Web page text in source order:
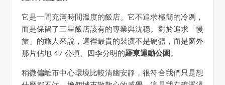
它是一間充滿時間溫度的飯店。它不追求極簡的冷冽，
而是保留了三星飯店該有的專業與沈穩。對於追求「慢
旅」的旅人來說，這裡最貴的裝潢不是硬體，而是窗外
那片佔地 47 公頃、四季分明的羅東運動公園。
稍微偏離市中心環境比較清幽安靜，很符合我們只是想